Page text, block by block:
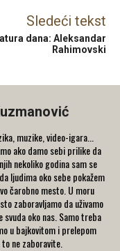
Sledeći tekst
dana: Aleksandar
Rahimovski
muzike, video-igara...
ako damo sebi prilike da
nekoliko godina sam se
ljudima oko sebe pokažem
čarobno mesto. U moru
zaboravljamo da uživamo
oko nas. Samo treba
u bajkovitom i prelepom
ne zaboravite.